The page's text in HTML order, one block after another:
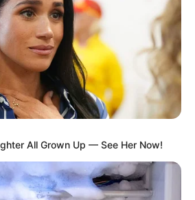
All Grown Up — See Her Now!